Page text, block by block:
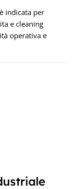
è indicata per
e cleaning
operativa e